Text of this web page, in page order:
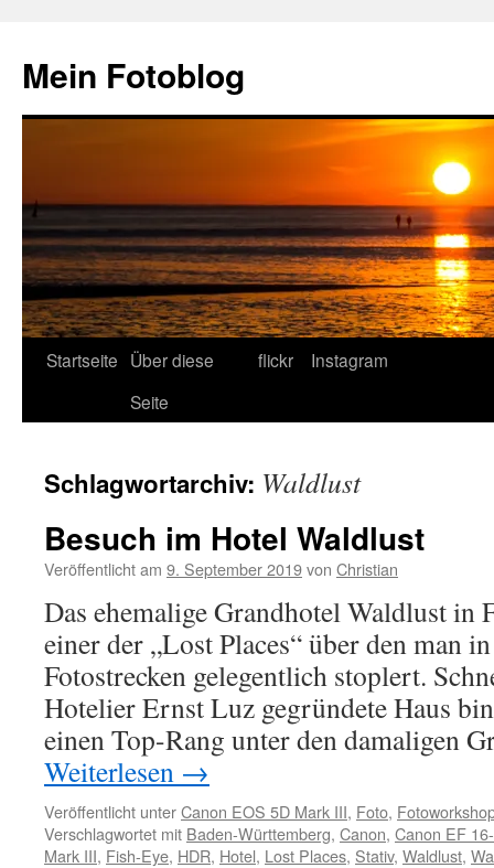
springen
Mein Fotoblog
Startseite Über diese
Seite
flickr Instagram
Schlagwortarchiv: Waldlust
Besuch im Hotel Waldlust
Veröffentlicht am 9. September 2019von Christian
Das ehemalige Grandhotel Waldlust in
einer der „Lost Places“ über den man
Fotostrecken gelegentlich stoplert.
Hotelier Ernst Luz gegründete Haus
einen Top-Rang unter den damaligen
Weiterlesen →
Veröffentlicht unterCanon EOS 5D Mark III, Foto,
Verschlagwortet mit Baden-Württemberg, Canon, Canon EF
Mark III, Fish-Eye, HDR, Hotel, Lost Places, Stativ, Waldlust,